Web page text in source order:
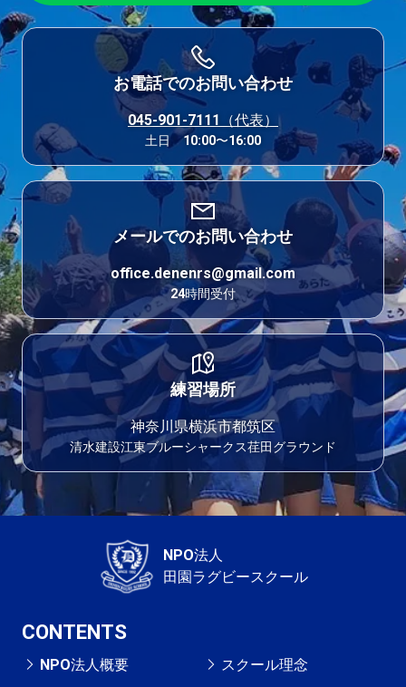
お電話でのお問い合わせ
045-901-7111（代表）
土日 10:00〜16:00
メールでのお問い合わせ
office.denenrs@gmail.com
24時間受付
練習場所
神奈川県横浜市都筑区
清水建設江東ブルーシャークス荏田グラウンド
NPO法人
田園ラグビースクール
CONTENTS
NPO法人概要 スクール理念